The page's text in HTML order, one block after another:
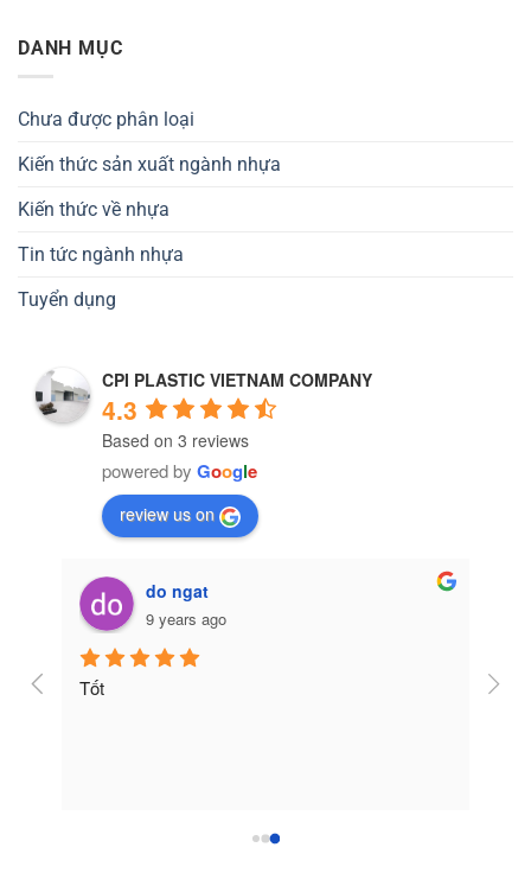
DANH MỤC
Chưa được phân loại
Kiến thức sản xuất ngành nhựa
Kiến thức về nhựa
Tin tức ngành nhựa
Tuyển dụng
CPI PLASTIC VIETNAM COMPANY
4.3
Based on 3 reviews
powered by Google
review us on
do ngat
9 years ago
Tốt